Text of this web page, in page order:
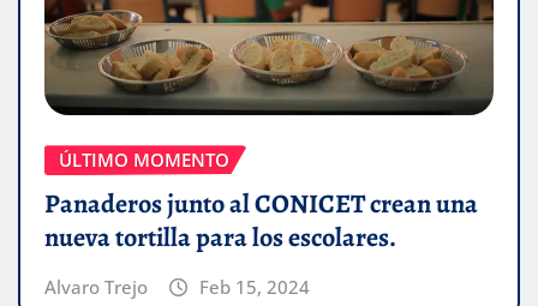
ÚLTIMO MOMENTO
Panaderos junto al CONICET crean una
nueva tortilla para los escolares.
Alvaro Trejo Feb 15, 2024